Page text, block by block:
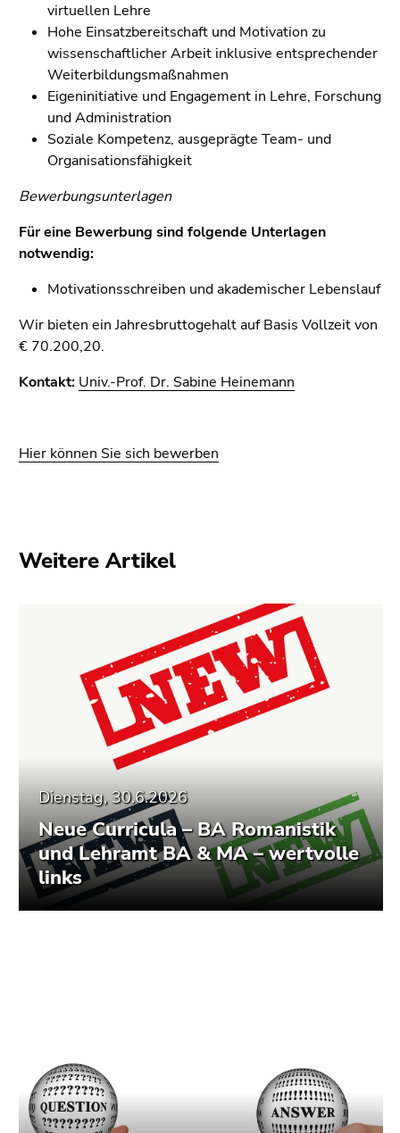
virtuellen Lehre
Hohe Einsatzbereitschaft und Motivation zu
wissenschaftlicher Arbeit inklusive entsprechender
Weiterbildungsmaßnahmen
Eigeninitiative und Engagement in Lehre, Forschung
und Administration
Soziale Kompetenz, ausgeprägte Team- und
Organisationsfähigkeit
Bewerbungsunterlagen
Für eine Bewerbung sind folgende Unterlagen
notwendig:
Motivationsschreiben und akademischer Lebenslauf
Wir bieten ein Jahresbruttogehalt auf Basis Vollzeit von
€ 70.200,20.
Kontakt: Univ.-Prof. Dr. Sabine Heinemann
Hier können Sie sich bewerben
Weitere Artikel
Dienstag, 30.6.2026
Neue Curricula – BA Romanistik
und Lehramt BA & MA – wertvolle
links